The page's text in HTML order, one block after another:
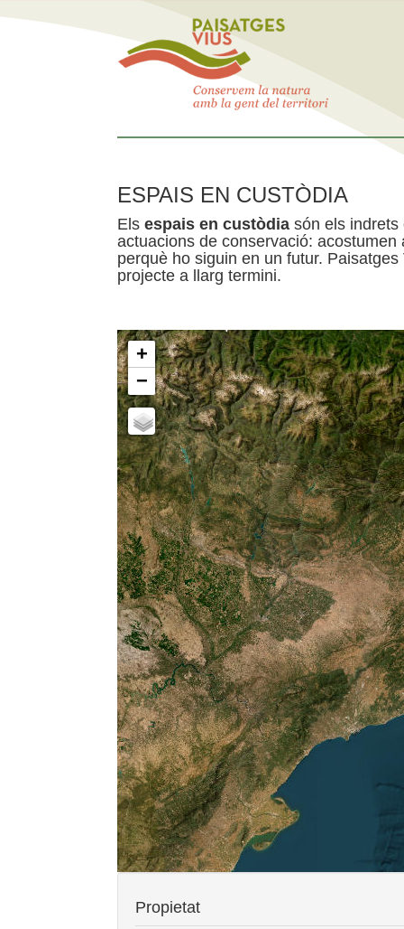
ESPAIS EN CUSTÒDIA
Els espais en custòdia són els indrets
actuacions de conservació:
perquè ho siguin en un futur.
projecte a llarg termini.
+
−
Propietat